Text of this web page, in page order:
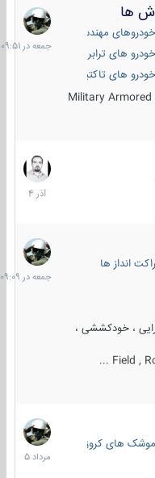
ها
مهندسی
پیاده نظام
های ترابری نظامی
شناسایی و ضد تانک
های تاکتیکی نظامی
Military
جمعه
در
09:51
7
آذر
1404
انداز ها
، خودکششی ،
Field ,
جمعه
در
09:09
های کروز
2
مرداد
1405